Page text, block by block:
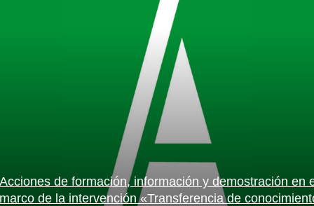
Acciones de formación, información y demostración en
marco de la intervención «Transferencia de